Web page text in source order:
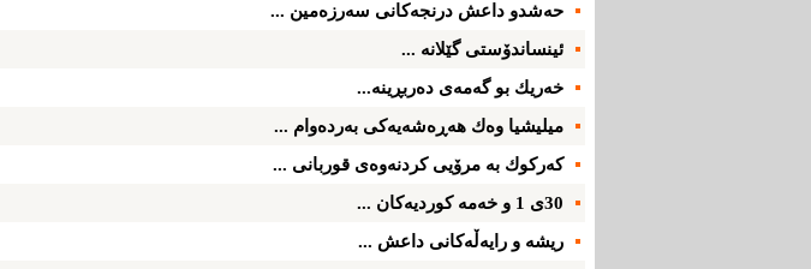
حه‌شدو داعش درنجه‌كانی سه‌رزه‌مین ...
ئینساندۆستی گێلانه‌ ...
خه‌ریك بو گه‌مه‌ی ده‌ربڕینه‌...
میلیشیا وه‌ك هه‌ڕه‌شه‌یه‌كی به‌رده‌وام ...
كه‌ركوك به‌ مرۆیی كردنه‌وه‌ی قوربانی ...
30ی 1 و خه‌مه‌ كوردیه‌كان ...
ریشه‌ و رایه‌ڵه‌كانی داعش ...